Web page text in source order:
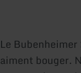
Le
aiment bouger.